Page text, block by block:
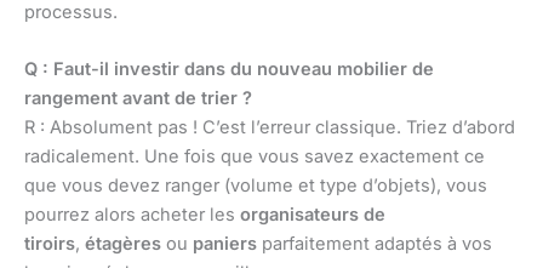
processus.
Q : Faut-il investir dans du nouveau mobilier de
rangement avant de trier ?
R : Absolument pas ! C’est l’erreur classique. Triez d’abord
radicalement. Une fois que vous savez exactement ce
que vous devez ranger (volume et type d’objets), vous
pourrez alors acheter les organisateurs de
tiroirs, étagères ou paniers parfaitement adaptés à vos